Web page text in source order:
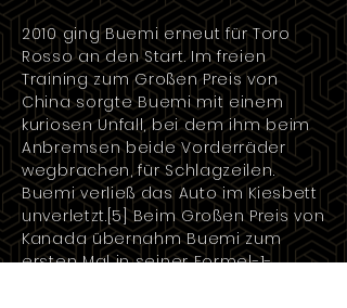
2010ging Buemi erneut für Toro
Rosso an den Start. Im freien
Training zumGroßen Preis von
Chinasorgte Buemi mit einem
kuriosen Unfall, bei dem ihm beim
Anbremsen beide Vorderräder
wegbrachen, für Schlagzeilen.
Buemi verließ das Auto im Kiesbett
unverletzt.[5]BeimGroßen Preis von
Kanadaübernahm Buemi zum
ersten Mal in seiner Formel-1-